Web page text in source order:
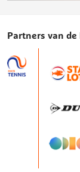
Partners van de